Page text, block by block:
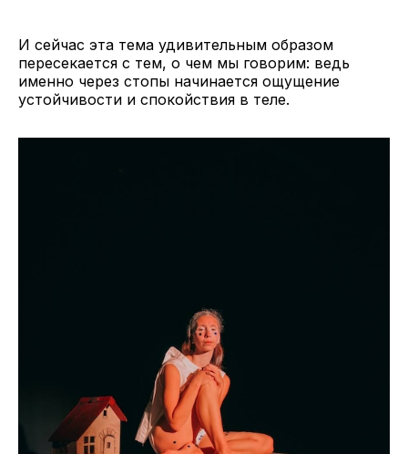
И сейчас эта тема удивительным образом
пересекается с тем, о чем мы говорим: ведь
именно через стопы начинается ощущение
устойчивости и спокойствия в теле.